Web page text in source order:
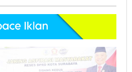
Serahkan
Bantuan
untuk
UMKM
serta
Fasilitas